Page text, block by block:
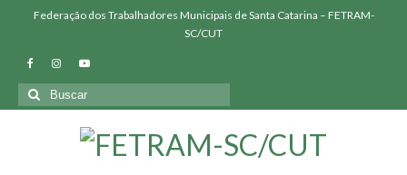
Federação dos Trabalhadores Municipais de Santa Catarina – FETRAM-
SC/CUT
Buscar
por: